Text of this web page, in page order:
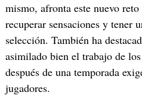
mismo, afronta este nuevo
recuperar sensaciones y tener
selección. También ha
asimilado bien el trabajo de
después de una temporada
jugadores.